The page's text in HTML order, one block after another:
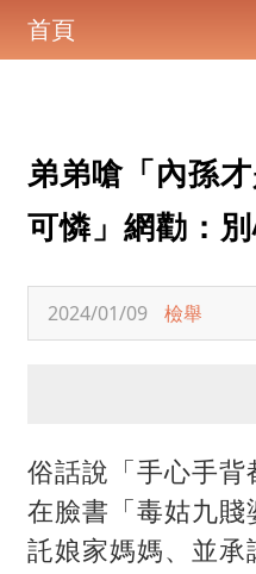
首頁
弟弟嗆「內孫
可憐」網勸：
2024/01/09 檢舉
俗話說「手心手
在臉書「毒姑九
託娘家媽媽、並